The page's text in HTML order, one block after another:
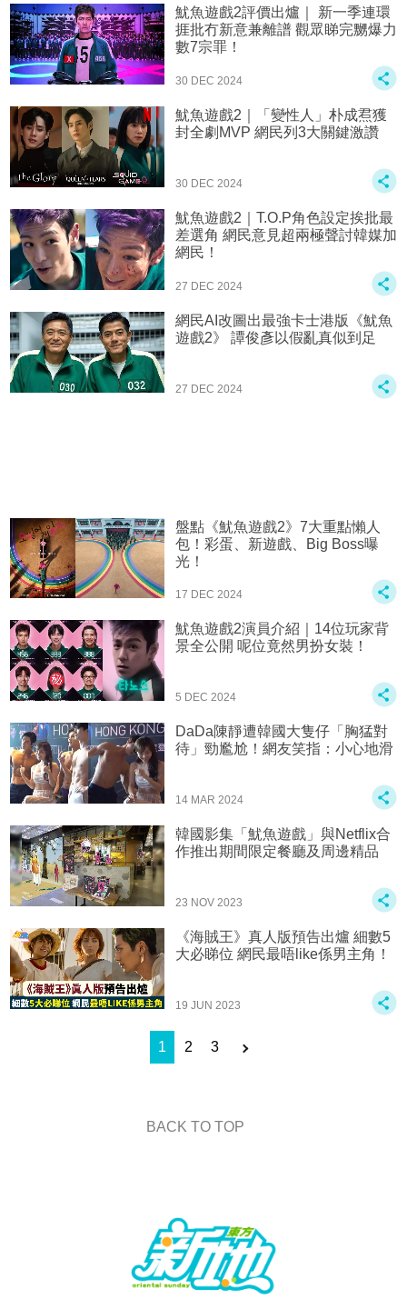
魷魚遊戲2評價出爐｜ 新一季連環
捱批冇新意兼離譜 觀眾睇完嬲爆力
數7宗罪！
30 DEC 2024
魷魚遊戲2｜「變性人」朴成焄獲
封全劇MVP 網民列3大關鍵激讚
30 DEC 2024
魷魚遊戲2｜T.O.P角色設定挨批最
差選角 網民意見超兩極聲討韓媒加
網民！
27 DEC 2024
網民AI改圖出最強卡士港版《魷魚
遊戲2》 譚俊彥以假亂真似到足
27 DEC 2024
盤點《魷魚遊戲2》7大重點懶人
包！彩蛋、新遊戲、Big Boss曝
光！
17 DEC 2024
魷魚遊戲2演員介紹｜14位玩家背
景全公開 呢位竟然男扮女裝！
5 DEC 2024
DaDa陳靜遭韓國大隻仔「胸猛對
待」勁尷尬！網友笑指：小心地滑
14 MAR 2024
韓國影集「魷魚遊戲」與Netflix合
作推出期間限定餐廳及周邊精品
23 NOV 2023
《海賊王》真人版預告出爐 細數5
大必睇位 網民最唔like係男主角！
19 JUN 2023
1 2 3
BACK TO TOP